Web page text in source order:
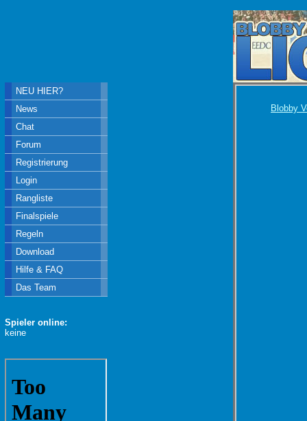
Blobby
NEU HIER?
News
Chat
Forum
Registrierung
Login
Rangliste
Finalspiele
Regeln
Download
Hilfe & FAQ
Das Team
Spieler online:
keine